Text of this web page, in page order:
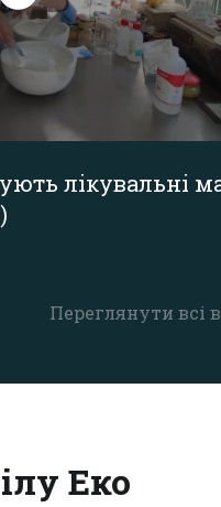
Переглянути всі
лікувальні
Еко